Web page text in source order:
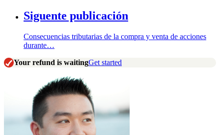
Siguente publicación
Consecuencias tributarias de la compra y venta de acciones
durante…
Your refund is waitingGet started